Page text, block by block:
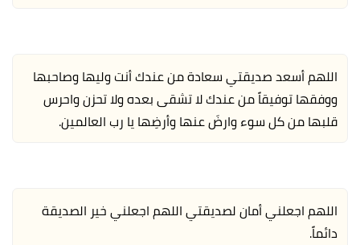
اللهم أسعد صديقتي سعادة من عندك أنت وليها وصاحبها
ووفقها توفيقاً من عندك لا تشقى بعده ولا تحزن واحرس
قلبها من كل سوء وارضَ عنها وأرضِها يا رب العالمين.
اللهم اجعلني أمان لصديقتي اللهم اجعلني خير الصديقة
دائماً.